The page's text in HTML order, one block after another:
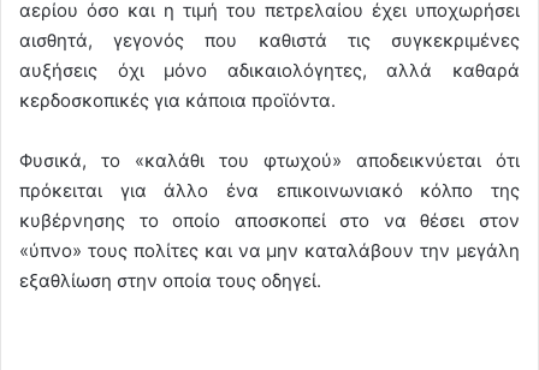
αερίου όσο και η τιμή του πετρελαίου έχει υποχωρήσει
αισθητά, γεγονός που καθιστά τις συγκεκριμένες
αυξήσεις όχι μόνο αδικαιολόγητες, αλλά καθαρά
κερδοσκοπικές για κάποια προϊόντα.
Φυσικά, το «καλάθι του φτωχού» αποδεικνύεται ότι
πρόκειται για άλλο ένα επικοινωνιακό κόλπο της
κυβέρνησης το οποίο αποσκοπεί στο να θέσει στον
«ύπνο» τους πολίτες και να μην καταλάβουν την μεγάλη
εξαθλίωση στην οποία τους οδηγεί.